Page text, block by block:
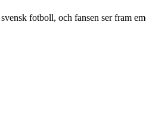
fotboll, och fansen ser fram